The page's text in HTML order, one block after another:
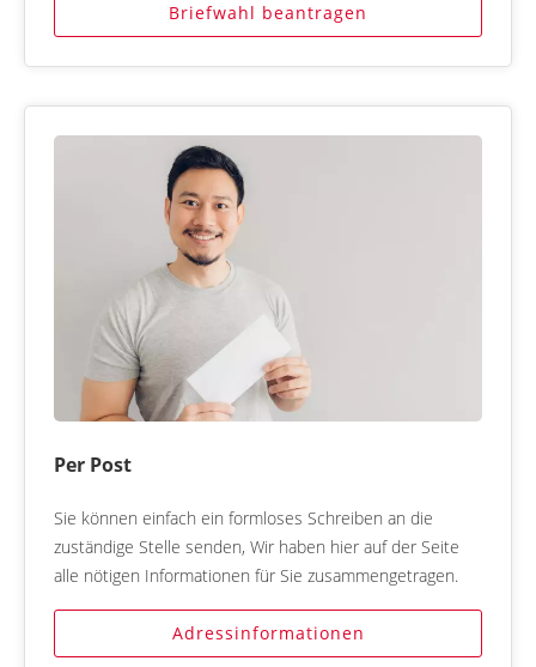
Briefwahl beantragen
Per Post
Sie können einfach ein formloses Schreiben an die
zuständige Stelle senden, Wir haben hier auf der Seite
alle nötigen Informationen für Sie zusammengetragen.
Adressinformationen